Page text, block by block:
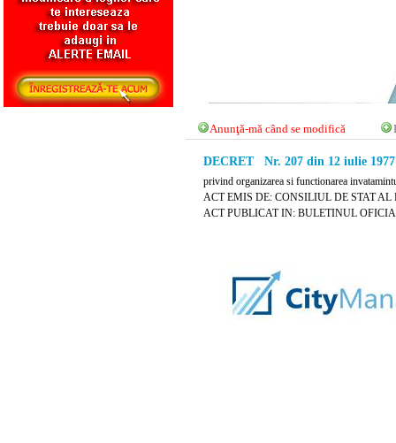
Anunţă-mă când se modifică
DECRET Nr. 207 din 12 iulie 1977
privind organizarea si functionarea
ACT EMIS DE: CONSILIUL DE STAT
ACT PUBLICAT IN: BULETINUL